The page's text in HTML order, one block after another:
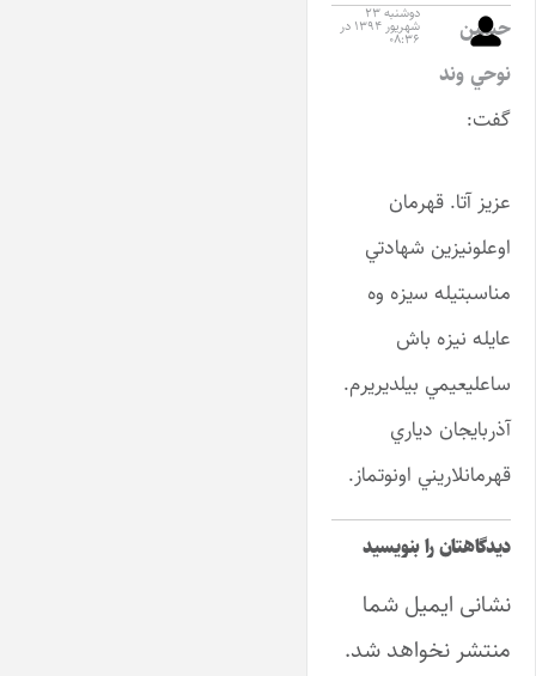
ﺣﺴﻴﻦ
ﻧﻮﺣﻲ ﻭﻧﺪ
گفت:
دوشنبه ۲۳
شهریور ۱۳۹۴ در
۰۸:۳۶
ﻋﺰﻳﺰ ﺁﺗﺎ. ﻗﻬﺮﻣﺎﻥ
اﻭﻋﻠﻮﻧﻴﺰﻳﻦ ﺷﻬﺎﺩﺗﻲ
ﻣﻨﺎﺳﺒﺘﻴﻠﻪ ﺳﻳﺰﻩ ﻭﻩ
ﻋﺎﻳﻠﻪ ﻧﻴﺰﻩ ﺑﺎﺵ
ﺳﺎﻋﻠﻴﻌﻴﻤﻲ ﺑﻴﻠﺪﻳﺮﻳﺮﻡ.
ﺁﺫﺭﺑﺎﻳﺠﺎﻥ ﺩﻳﺎﺭﻱ
ﻗﻬﺮﻣﺎﻧﻼﺭﻳﻨﻲ اﻭﻧﻮﺗﻤﺎﺯ.
دیدگاهتان را بنویسید
نشانی ایمیل شما
منتشر نخواهد شد.